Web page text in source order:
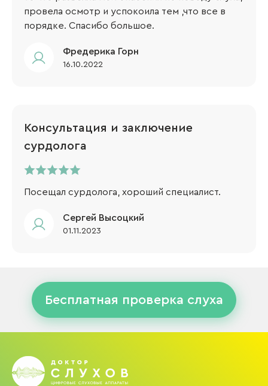
провела осмотр и успокоила тем ,что все в
порядке. Спасибо большое.
Фредерика Горн
16.10.2022
Консультация и заключение
сурдолога
Посещал сурдолога, хороший специалист.
Сергей Высоцкий
01.11.2023
Бесплатная проверка слуха